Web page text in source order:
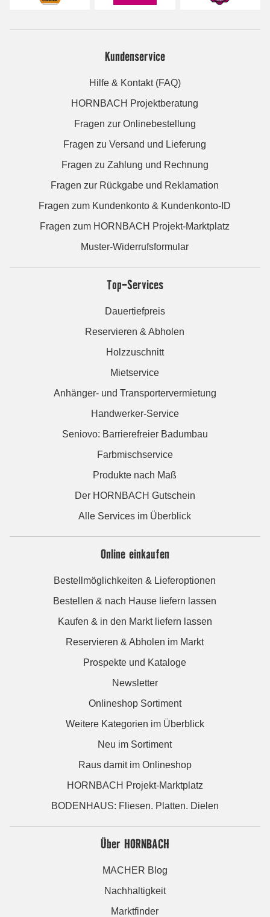
Kundenservice
Hilfe & Kontakt (FAQ)
HORNBACH Projektberatung
Fragen zur Onlinebestellung
Fragen zu Versand und Lieferung
Fragen zu Zahlung und Rechnung
Fragen zur Rückgabe und Reklamation
Fragen zum Kundenkonto & Kundenkonto-ID
Fragen zum HORNBACH Projekt-Marktplatz
Muster-Widerrufsformular
Top-Services
Dauertiefpreis
Reservieren & Abholen
Holzzuschnitt
Mietservice
Anhänger- und Transportervermietung
Handwerker-Service
Seniovo: Barrierefreier Badumbau
Farbmischservice
Produkte nach Maß
Der HORNBACH Gutschein
Alle Services im Überblick
Online einkaufen
Bestellmöglichkeiten & Lieferoptionen
Bestellen & nach Hause liefern lassen
Kaufen & in den Markt liefern lassen
Reservieren & Abholen im Markt
Prospekte und Kataloge
Newsletter
Onlineshop Sortiment
Weitere Kategorien im Überblick
Neu im Sortiment
Raus damit im Onlineshop
HORNBACH Projekt-Marktplatz
BODENHAUS: Fliesen. Platten. Dielen
Über HORNBACH
MACHER Blog
Nachhaltigkeit
Marktfinder